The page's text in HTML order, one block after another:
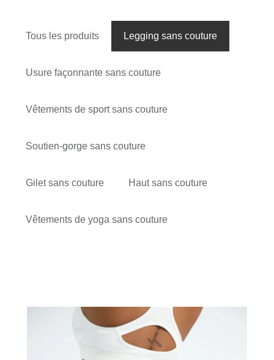
Tous les produits Legging sans couture
Usure façonnante sans couture
Vêtements de sport sans couture
Soutien-gorge sans couture
Gilet sans couture Haut sans couture
Vêtements de yoga sans couture